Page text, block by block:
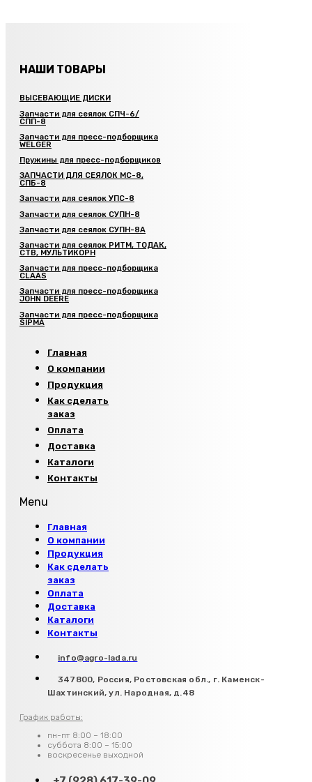
НАШИ ТОВАРЫ
ВЫСЕВАЮЩИЕ ДИСКИ
Запчасти для сеялок СПЧ-6/
СПП-8
Запчасти для пресс-подборщика
WELGER
Пружины для пресс-подборщиков
ЗАПЧАСТИ ДЛЯ СЕЯЛОК МС-8,
СПБ-8
Запчасти для сеялок УПС-8
Запчасти для сеялок СУПН-8
Запчасти для сеялок СУПН-8А
Запчасти для сеялок РИТМ, ТОДАК,
СТВ, МУЛЬТИКОРН
Запчасти для пресс-подборщика
CLAAS
Запчасти для пресс-подборщика
JOHN DEERE
Запчасти для пресс-подборщика
SIPMA
Главная
О компании
Продукция
Как сделать
заказ
Оплата
Доставка
Каталоги
Контакты
Menu
Главная
О компании
Продукция
Как сделать
заказ
Оплата
Доставка
Каталоги
Контакты
info@agro-lada.ru
347800, Россия, Ростовская обл., г. Каменск-
Шахтинский, ул. Народная, д.48
График работы:
пн-пт 8:00 – 18:00
суббота 8:00 – 15:00
воскресенье выходной